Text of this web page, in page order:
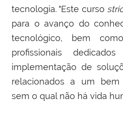
tecnologia. "Este curso
para o avanço do
tecnológico, bem
profissionais
implementação de
relacionados a um bem
sem o qual não há vida